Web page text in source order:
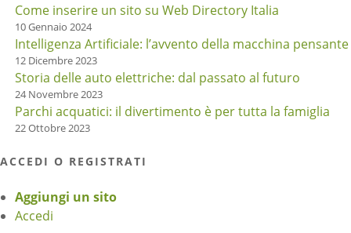
Come inserire un sito su Web Directory Italia
10 Gennaio 2024
Intelligenza Artificiale: l’avvento della macchina pensante
12 Dicembre 2023
Storia delle auto elettriche: dal passato al futuro
24 Novembre 2023
Parchi acquatici: il divertimento è per tutta la famiglia
22 Ottobre 2023
ACCEDI O REGISTRATI
Aggiungi un sito
Accedi